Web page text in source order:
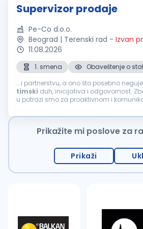
Supervizor prodaje
Pe-Co d.o.o.
Beograd | Terenski rad - Izvan
11.08.2026
1. smena
Obaveštenje o
...i partnerstvu, a ono što posebno
timski duh, inicijativa i odgovornost.
u potrazi smo za proaktivnom i
SUPERVIZORPRODAJE(M/Ž) Mesto...
Prikažite mi poslove za
Prikaži